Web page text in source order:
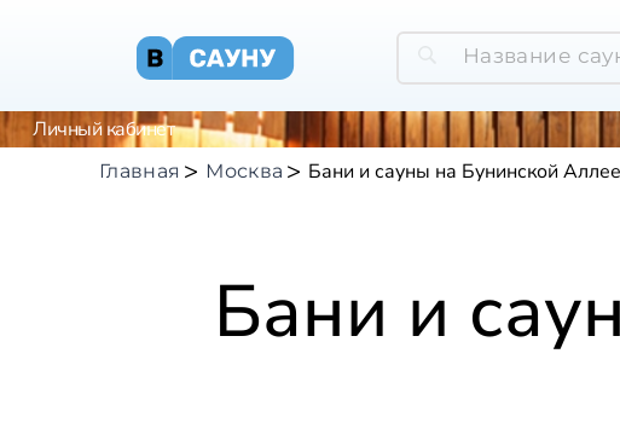
Личный кабинет
Главная Москва Бани и сауны на Бунинской Аллее
Бани и